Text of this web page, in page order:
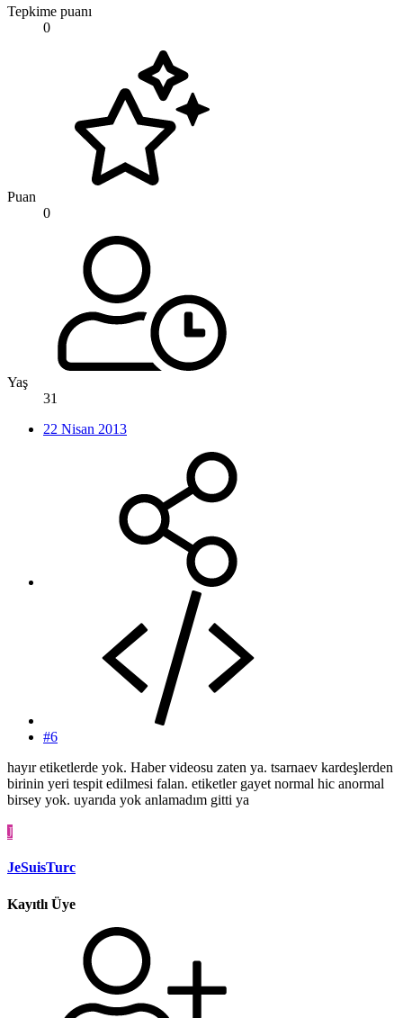
Tepkime puanı
0
Puan
0
Yaş
31
22 Nisan 2013
#6
hayır etiketlerde yok. Haber videosu zaten ya. tsarnaev kardeşlerden
birinin yeri tespit edilmesi falan. etiketler gayet normal hic anormal
birsey yok. uyarıda yok anlamadım gitti ya
J
JeSuisTurc
Kayıtlı Üye